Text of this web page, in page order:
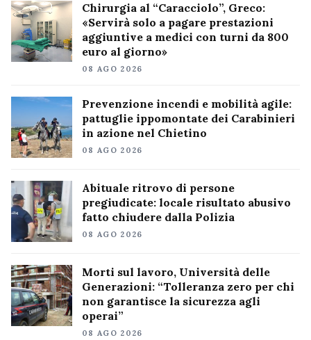
Chirurgia al “Caracciolo”, Greco:
«Servirà solo a pagare prestazioni
aggiuntive a medici con turni da 800
euro al giorno»
08 AGO 2026
Prevenzione incendi e mobilità agile:
pattuglie ippomontate dei Carabinieri
in azione nel Chietino
08 AGO 2026
Abituale ritrovo di persone
pregiudicate: locale risultato abusivo
fatto chiudere dalla Polizia
08 AGO 2026
Morti sul lavoro, Università delle
Generazioni: “Tolleranza zero per chi
non garantisce la sicurezza agli
operai”
08 AGO 2026